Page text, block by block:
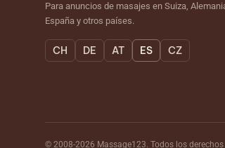
Para anuncios de masajes en Suiza,
España y otros países.
CH DE AT ES CZ
© 2008-2026 Massage123. Todos los derechos